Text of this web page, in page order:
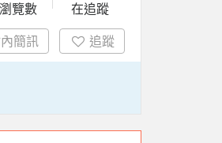
覽數
在追蹤
簡訊 追蹤